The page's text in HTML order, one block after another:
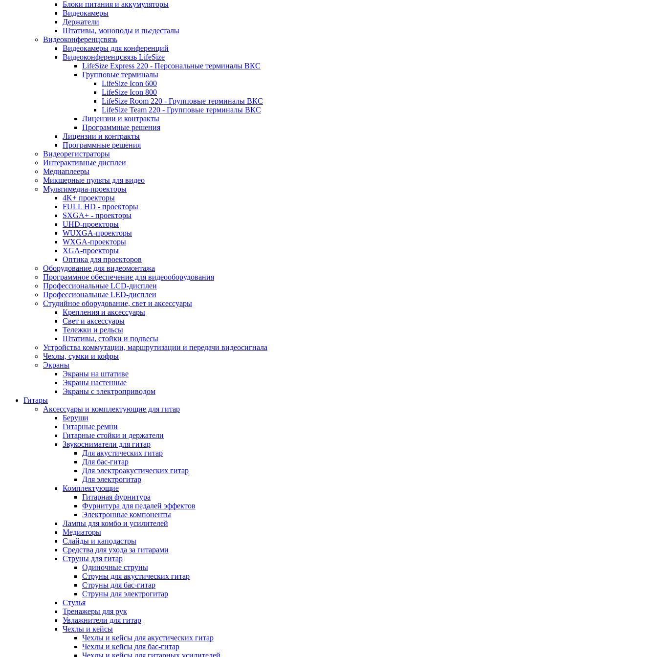
Блоки питания и аккумуляторы
Видеокамеры
Держатели
Штативы, моноподы и пьедесталы
Видеоконференцсвязь
Видеокамеры для конференций
Видеоконференцсвязь LifeSize
LifeSize Express 220 - Персональные терминалы ВКС
Групповые терминалы
LifeSize Icon 600
LifeSize Icon 800
LifeSize Room 220 - Групповые терминалы ВКС
LifeSize Team 220 - Групповые терминалы ВКС
Лицензии и контракты
Программные решения
Лицензии и контракты
Программные решения
Видеорегистраторы
Интерактивные дисплеи
Медиаплееры
Микшерные пульты для видео
Мультимедиа-проекторы
4K+ проекторы
FULL HD - проекторы
SXGA+ - проекторы
UHD-проекторы
WUXGA-проекторы
WXGA-проекторы
XGA-проекторы
Оптика для проекторов
Оборудование для видеомонтажа
Программное обеспечение для видеооборудования
Профессиональные LCD-дисплеи
Профессиональные LED-дисплеи
Студийное оборудование, свет и аксессуары
Крепления и аксессуары
Свет и аксессуары
Тележки и рельсы
Штативы, стойки и подвесы
Устройства коммутации, маршрутизации и передачи видеосигнала
Чехлы, сумки и кофры
Экраны
Экраны на штативе
Экраны настенные
Экраны с электроприводом
Гитары
Аксессуары и комплектующие для гитар
Беруши
Гитарные ремни
Гитарные стойки и держатели
Звукосниматели для гитар
Для акустических гитар
Для бас-гитар
Для электроакустических гитар
Для электрогитар
Комплектующие
Гитарная фурнитура
Фурнитура для педалей эффектов
Электронные компоненты
Лампы для комбо и усилителей
Медиаторы
Слайды и каподастры
Средства для ухода за гитарами
Струны для гитар
Одиночные струны
Струны для акустических гитар
Струны для бас-гитар
Струны для электрогитар
Стулья
Тренажеры для рук
Увлажнители для гитар
Чехлы и кейсы
Чехлы и кейсы для акустических гитар
Чехлы и кейсы для бас-гитар
Чехлы и кейсы для гитарных усилителей